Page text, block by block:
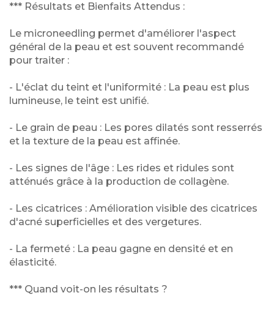
*** Résultats et Bienfaits Attendus :
​Le microneedling permet d'améliorer l'aspect
général de la peau et est souvent recommandé
pour traiter :
​- L'éclat du teint et l'uniformité : La peau est plus
lumineuse, le teint est unifié.
​- Le grain de peau : Les pores dilatés sont resserrés
et la texture de la peau est affinée.
​- Les signes de l'âge : Les rides et ridules sont
atténués grâce à la production de collagène.
​- Les cicatrices : Amélioration visible des cicatrices
d'acné superficielles et des vergetures.
​- La fermeté : La peau gagne en densité et en
élasticité.
​*** Quand voit-on les résultats ?